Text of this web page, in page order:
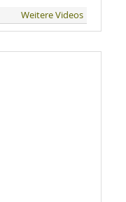
Weitere Videos